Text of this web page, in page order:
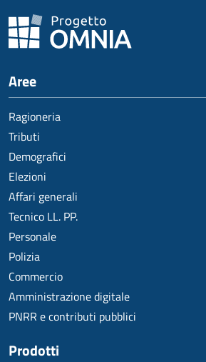
Aree
Ragioneria
Tributi
Demografici
Elezioni
Affari generali
Tecnico LL. PP.
Personale
Polizia
Commercio
Amministrazione digitale
PNRR e contributi pubblici
Prodotti